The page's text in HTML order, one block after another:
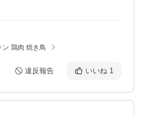
ン 鶏肉 焼き鳥
違反報告 いいね 1